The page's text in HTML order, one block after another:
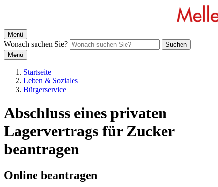
Menü
Wonach suchen Sie?
Suchen
Menü
Startseite
Leben & Soziales
Bürgerservice
Abschluss eines privaten
Lagervertrags für Zucker
beantragen
Online beantragen